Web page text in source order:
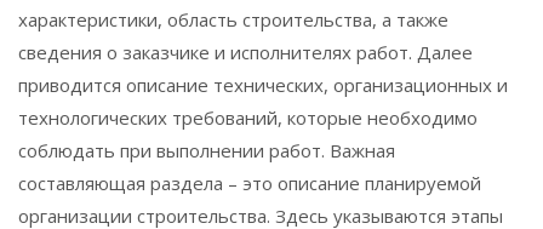
характеристики, область строительства, а также
сведения о заказчике и исполнителях работ. Далее
приводится описание технических, организационных и
технологических требований, которые необходимо
соблюдать при выполнении работ. Важная
составляющая раздела – это описание планируемой
организации строительства. Здесь указываются этапы